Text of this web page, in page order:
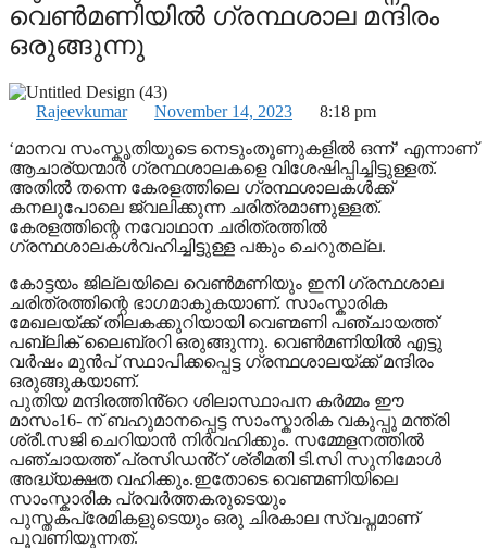
വെൺമണിയിൽ ​ഗ്രന്ഥശാല മന്ദിരം
ഒരുങ്ങുന്നു
Rajeevkumar November 14, 2023
8:18 pm
‘മാനവ സംസ്കൃതിയുടെ നെടുംതൂണുകളിൽ ഒന്ന്’ എന്നാണ്
ആചാര്യന്മാർ ഗ്രന്ഥശാലകളെ വിശേഷിപ്പിച്ചിട്ടുള്ളത്.
അതിൽ തന്നെ കേരളത്തിലെ ​ഗ്രന്ഥശാലകൾക്ക്
കനലുപോലെ ജ്വലിക്കുന്ന ചരിത്രമാണുള്ളത്.
കേരളത്തിന്റെ നവോഥാന ചരിത്രത്തിൽ ​
ഗ്രന്ഥശാലകൾവഹിച്ചിട്ടുള്ള പങ്കും ചെറുതല്ല.
കോട്ടയം ജില്ലയിലെ വെൺമണിയും ഇനി ​ഗ്രന്ഥശാല
ചരിത്രത്തിന്റെ ഭാ​ഗമാകുകയാണ്. സാംസ്കാരിക
മേഖലയ്ക്ക് തിലകക്കുറിയായി വെണ്മണി പഞ്ചായത്ത്
പബ്ലിക് ലൈബ്രറി ഒരുങ്ങുന്നു. വെൺമണിയിൽ എട്ടു
വർഷം മുൻപ് സ്ഥാപിക്കപ്പെട്ട ​ഗ്രന്ഥശാലയ്ക്ക് മന്ദിരം
ഒരുങ്ങുകയാണ്.
പുതിയ മന്ദിരത്തിൻ്റെ ശിലാസ്ഥാപന കർമ്മം ഈ
മാസം16- ന് ബഹുമാനപ്പെട്ട സാംസ്കാരിക വകുപ്പു മന്ത്രി
ശ്രീ.സജി ചെറിയാൻ നിർവഹിക്കും. സമ്മേളനത്തിൽ
പഞ്ചായത്ത് പ്രസിഡൻ്റ് ശ്രീമതി ടി.സി സുനിമോൾ
അദ്ധ്യക്ഷത വഹിക്കും.ഇതോടെ വെണ്മണിയിലെ
സാംസ്കാരിക പ്രവർത്തകരുടെയും
പുസ്തകപ്രേമികളുടെയും ഒരു ചിരകാല സ്വപ്നമാണ്
പൂവണിയുന്നത്.